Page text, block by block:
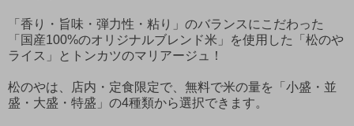
「香り・旨味・弾力性・粘り」のバランスにこだわった
「国産100%のオリジナルブレンド米」を使用した「松のや
ライス」とトンカツのマリアージュ！
松のやは、店内・定食限定で、無料で米の量を「小盛・並
盛・大盛・特盛」の4種類から選択できます。